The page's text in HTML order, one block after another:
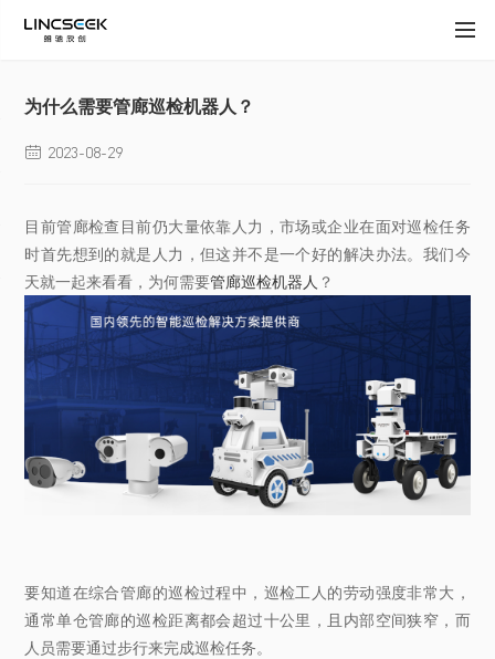
为什么需要管廊巡检机器人？
 2023-08-29
目前管廊检查目前仍大量依靠人力，市场或企业在面对巡检任务
时首先想到的就是人力，但这并不是一个好的解决办法。我们今
天就一起来看看，为何需要管廊巡检机器人 ？
要知道在综合管廊的巡检过程中，巡检工人的劳动强度非常大，
通常单仓管廊的巡检距离都会超过十公里，且内部空间狭窄，而
人员需要通过步行来完成巡检任务。